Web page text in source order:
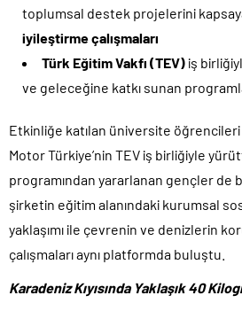
toplumsal destek projelerini
iyileştirme çalışmaları
Türk Eğitim Vakfı (TEV) iş
ve geleceğine katkı sunan
Etkinliğe katılan üniversite öğrencileri
Motor Türkiye’nin TEV iş birliğiyle
programından yararlanan gençler de
şirketin eğitim alanındaki kurumsal
yaklaşımı ile çevrenin ve denizlerin
çalışmaları aynı platformda buluştu.
Karadeniz Kıyısında Yaklaşık 40